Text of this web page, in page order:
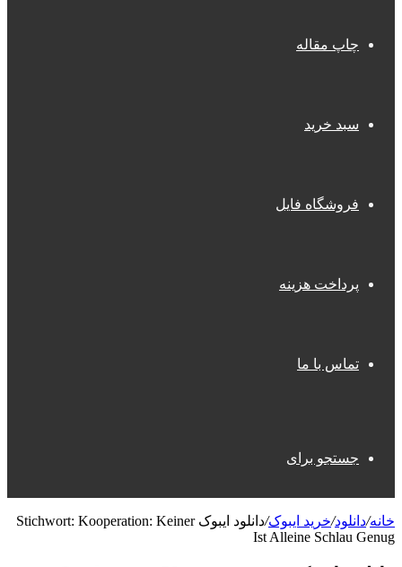
چاپ مقاله
سبد خرید
فروشگاه فایل
پرداخت هزینه
تماس با ما
جستجو برای
خانه/دانلود/خرید ایبوک/
دانلود ایبوک Stichwort: Kooperation: Keiner
Ist Alleine Schlau Genug